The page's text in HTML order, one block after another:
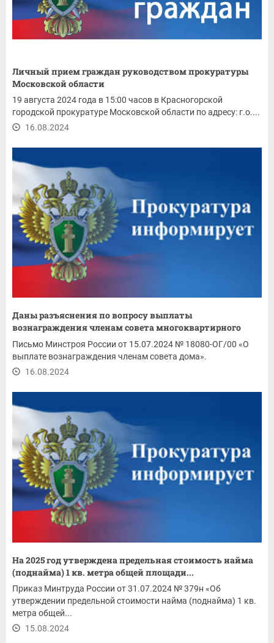
Личный прием граждан руководством прокуратуры
Московской области
19 августа 2024 года в 15:00 часов в Красногорской
городской прокуратуре Московской области по адресу: г.о....
16.08.2024
Даны разъяснения по вопросу выплаты
вознаграждения членам совета многоквартирного
дома,...
Письмо Минстроя России от 15.07.2024 № 18080-ОГ/00 «О
выплате вознаграждения членам совета дома».
16.08.2024
На 2025 год утверждена предельная стоимость найма
(поднайма) 1 кв. метра общей площади...
Приказ Минтруда России от 31.07.2024 № 379н «Об
утверждении предельной стоимости найма (поднайма) 1 кв.
метра общей...
15.08.2024